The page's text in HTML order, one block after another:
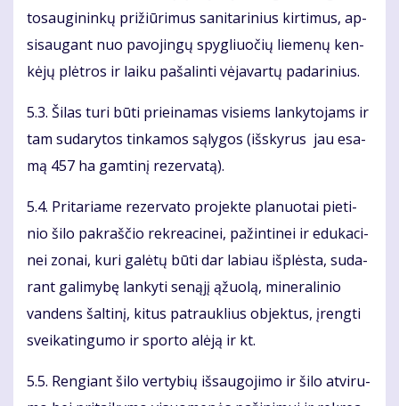
to­sau­gi­nin­kų pri­žiū­ri­mus sa­ni­ta­ri­nius kir­ti­mus, ap­
si­sau­gant nuo pa­vo­jin­gų spyg­liuo­čių lie­me­nų ken­
kė­jų plėt­ros ir lai­ku pa­ša­lin­ti vė­ja­var­tų pa­da­ri­nius.
5.3. Ši­las tu­ri bū­ti pri­ei­na­mas vi­siems lan­ky­to­jams ir
tam su­da­ry­tos tin­ka­mos są­ly­gos (iš­sky­rus jau esa­
mą 457 ha gam­ti­nį re­zer­va­tą).
5.4. Pri­ta­ria­me re­zer­va­to pro­jek­te pla­nuo­tai pie­ti­
nio ši­lo pa­kraš­čio rek­re­a­ci­nei, pa­žin­ti­nei ir edu­ka­ci­
nei zo­nai, ku­ri ga­lė­tų bū­ti dar la­biau iš­plės­ta, su­da­
rant ga­li­my­bę lan­ky­ti se­ną­jį ąžuo­lą, mi­ne­ra­li­nio
van­dens šal­ti­nį, ki­tus pa­trauk­lius ob­jek­tus, įreng­ti
svei­ka­tin­gu­mo ir spor­to alė­ją ir kt.
5.5. Ren­giant ši­lo ver­ty­bių iš­sau­go­ji­mo ir ši­lo at­vi­ru­